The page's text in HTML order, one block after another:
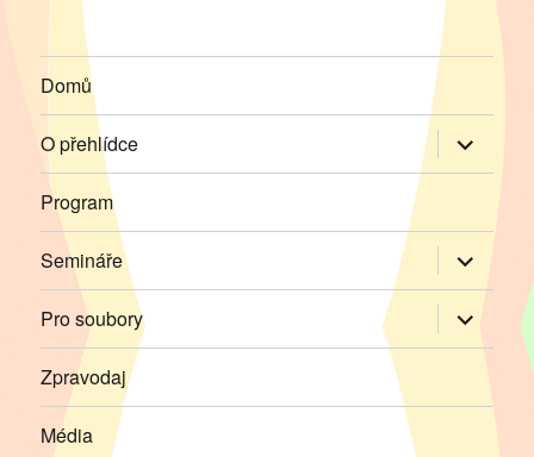
Domů
O přehlídce Zobrazit
položky
Program
Semináře Zobrazit
položky
Pro soubory
Zobrazit
položky
Zpravodaj
Média